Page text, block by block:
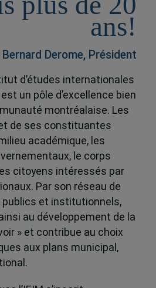
ans!
Derome, Président
d’études internationales
un pôle d’excellence bien
montréalaise. Les
de ses constituantes
académique, les
le corps
citoyens intéressés par
Par son réseau de
publics et institutionnels,
au développement de la
» et contribue au choix
aux plans municipal,